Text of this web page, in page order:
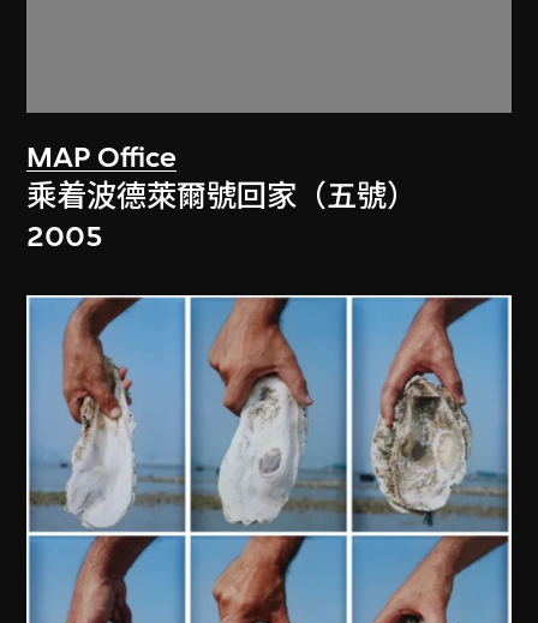
MAP Office
乘着波德萊爾號回家（五號）
2005